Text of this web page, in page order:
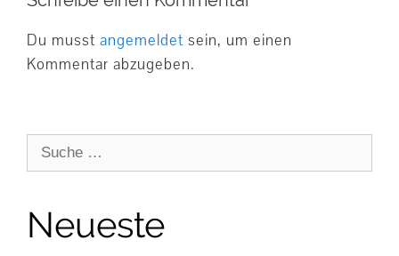
Du musst angemeldet sein, um einen
Kommentar abzugeben.
Suche
nach:
Neueste